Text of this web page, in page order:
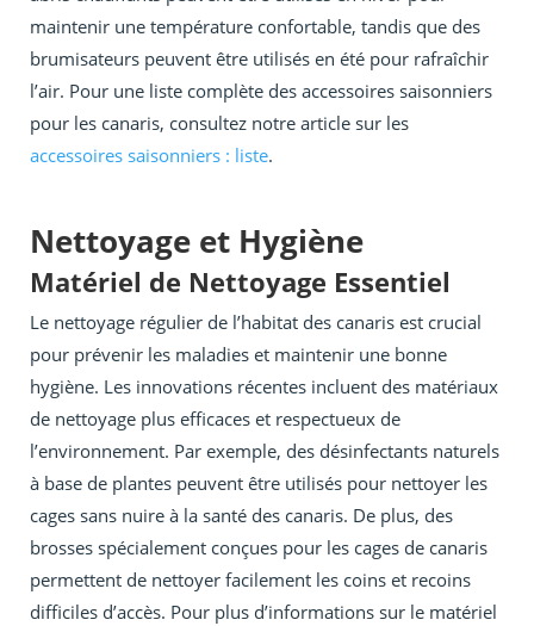
maintenir une température confortable, tandis que des
brumisateurs peuvent être utilisés en été pour rafraîchir
l’air. Pour une liste complète des accessoires saisonniers
pour les canaris, consultez notre article sur les
accessoires saisonniers : liste.
Nettoyage et Hygiène
Matériel de Nettoyage Essentiel
Le nettoyage régulier de l’habitat des canaris est crucial
pour prévenir les maladies et maintenir une bonne
hygiène. Les innovations récentes incluent des matériaux
de nettoyage plus efficaces et respectueux de
l’environnement. Par exemple, des désinfectants naturels
à base de plantes peuvent être utilisés pour nettoyer les
cages sans nuire à la santé des canaris. De plus, des
brosses spécialement conçues pour les cages de canaris
permettent de nettoyer facilement les coins et recoins
difficiles d’accès. Pour plus d’informations sur le matériel